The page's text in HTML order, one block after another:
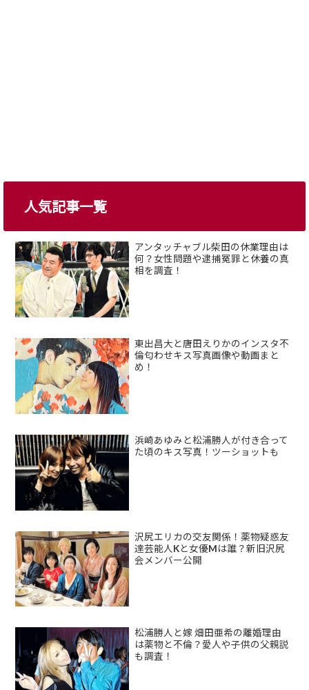
人気記事一覧
アンタッチャブル柴田の休業理由は
何？女性問題や逮捕冤罪と休養の真
相を調査！
東出昌大と唐田えりかのインスタ不
倫匂わせキス写真画像や動画まと
め！
浜崎あゆみと松浦勝人が付き合って
た頃のキス写真！ツーショットも
沢尻エリカの交友関係！薬物疑惑友
達芸能人Kと女優Mは誰？新旧沢尻
会メンバー公開
松浦勝人と嫁 畑田亜希の離婚理由
は薬物と不倫？愛人や子供の父親説
も調査！